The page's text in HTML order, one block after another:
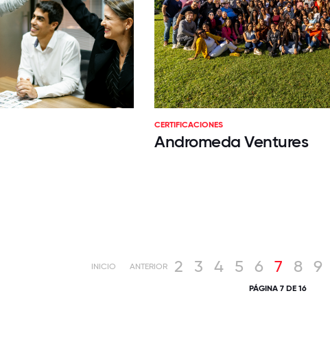
CERTIFICACIONES
Andromeda Ventures
INICIO ANTERIOR 2 3 4 5 6 7 8 9
PÁGINA 7 DE 16